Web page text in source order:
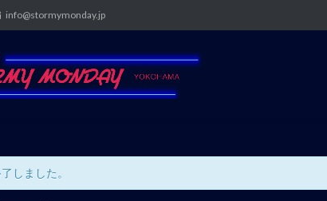
info@stormymonday.jp
しました。